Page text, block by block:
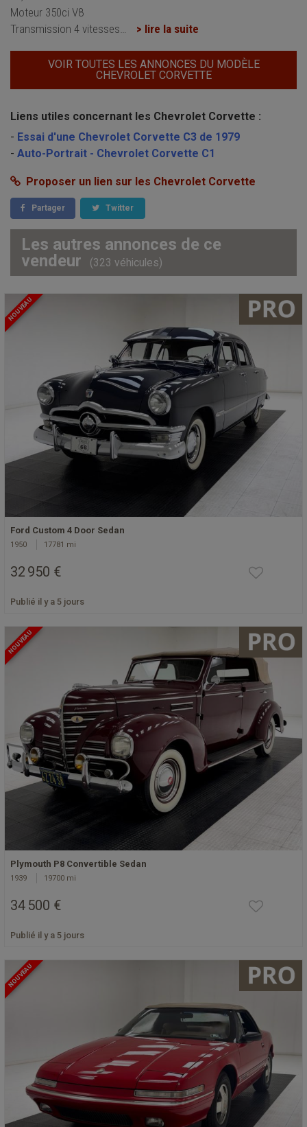
Moteur 350ci V8
Transmission 4 vitesses
> lire la suite
VOIR TOUTES LES ANNONCES DU MODÈLE
CHEVROLET CORVETTE
Liens utiles concernant les Chevrolet Corvette :
- Essai d'une Chevrolet Corvette C3 de 1979
- Auto-Portrait - Chevrolet Corvette C1
Proposer un lien sur les Chevrolet Corvette
Partager Twitter
Les autres annonces de ce
vendeur
(323 véhicules)
NOUVEAU
Ford Custom 4 Door Sedan
1950 17781 mi
32 950 €
Publié il y a 5 jours
NOUVEAU
Plymouth P8 Convertible Sedan
1939 19700 mi
34 500 €
Publié il y a 5 jours
NOUVEAU